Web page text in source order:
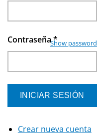
Contraseña*
Show password
Crear nueva cuenta